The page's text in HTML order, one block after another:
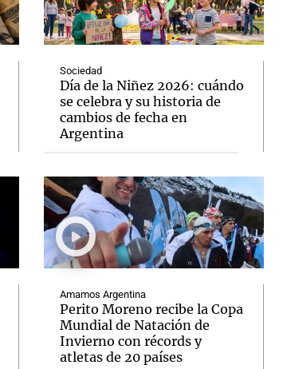
Sociedad
Día de la Niñez 2026: cuándo
se celebra y su historia de
cambios de fecha en
Argentina
Amamos Argentina
Perito Moreno recibe la Copa
Mundial de Natación de
Invierno con récords y
atletas de 20 países
Notas
El huracán